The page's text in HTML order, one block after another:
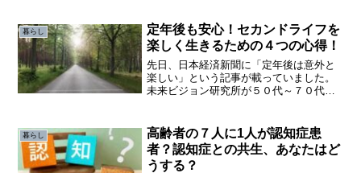
暮らし
定年後も安心！セカンドライフを
楽しく生きるための４つの心得！
先日、日本経済新聞に「定年後は意外と
楽しい」という記事が載っていました。
未来ビジョン研究所が５０代～７０代を
という問いに対し、６０代の６７％が
「楽しい」と答えたそうです。
暮らし
高齢者の７人に1人が認知症患
者？認知症との共生、あなたはど
うする？